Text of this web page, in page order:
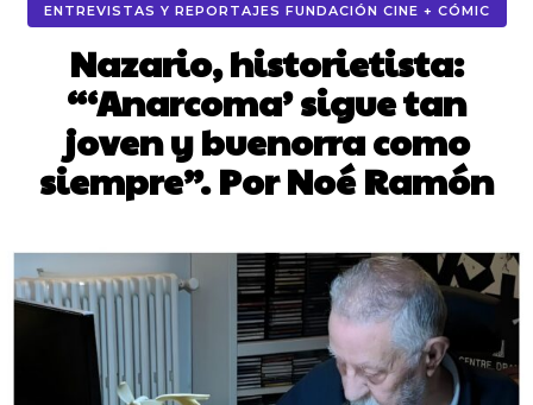
ENTREVISTAS Y REPORTAJES FUNDACIÓN CINE + CÓMIC
Nazario, historietista:
“‘Anarcoma’ sigue tan
joven y buenorra como
siempre”. Por Noé Ramón